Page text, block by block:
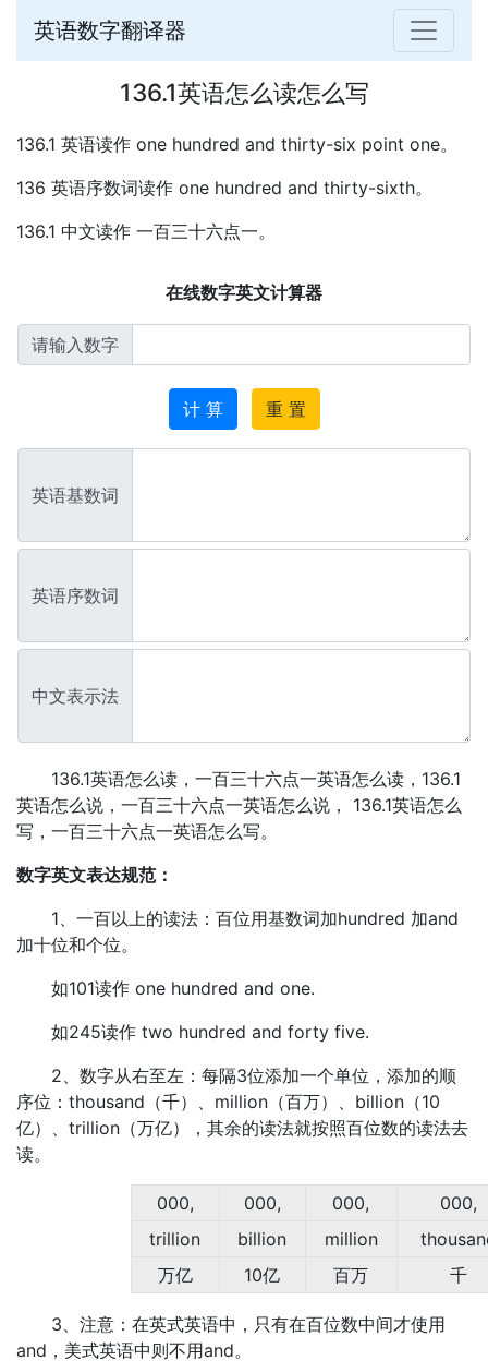
英语数字翻译器
136.1英语怎么读怎么写
136.1 英语读作 one hundred and thirty-six point one。
136 英语序数词读作 one hundred and thirty-sixth。
136.1 中文读作 一百三十六点一。
在线数字英文计算器
请输入数字
计 算 重 置
英语基数词
英语序数词
中文表示法
136.1英语怎么读，一百三十六点一英语怎么读，136.1
英语怎么说，一百三十六点一英语怎么说， 136.1英语怎么
写，一百三十六点一英语怎么写。
数字英文表达规范：
1、一百以上的读法：百位用基数词加hundred 加and
加十位和个位。
如101读作 one hundred and one.
如245读作 two hundred and forty five.
2、数字从右至左：每隔3位添加一个单位，添加的顺
序位：thousand（千）、million（百万）、billion（10
亿）、trillion（万亿），其余的读法就按照百位数的读法去
读。
000, 000, 000,
000,
trillion
billion million
万亿
10亿 百万 千
3、注意：在英式英语中，只有在百位数中间才使用
and，美式英语中则不用and。